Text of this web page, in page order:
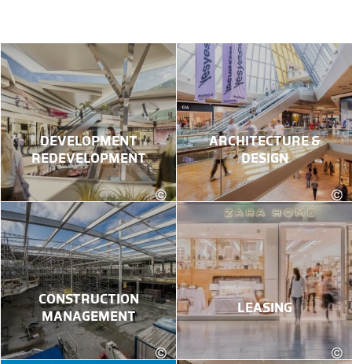
© kadawittfeldarchitektur
DEVELOPMENT
REDEVELOPMENT
©
ARCHITECTURE &
DESIGN
© Karin Lohberger Photography
CONSTRUCTION
MANAGEMENT
©
LEASING